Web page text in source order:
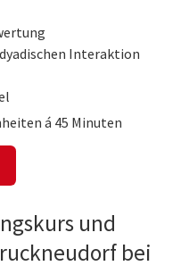
Interaktion
á 45 Minuten
und
bei